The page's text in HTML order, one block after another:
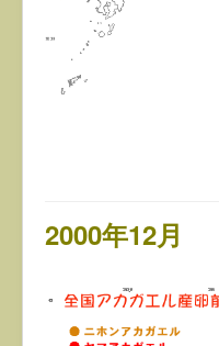
2000年12月